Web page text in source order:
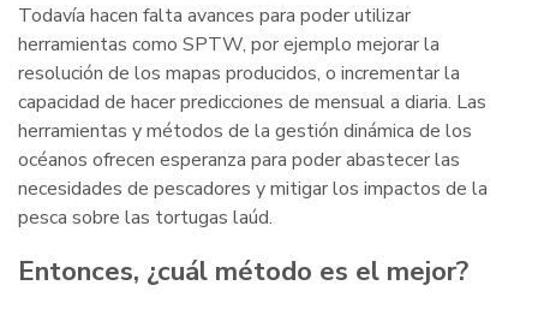
Todavía hacen falta avances para poder utilizar
herramientas como SPTW, por ejemplo mejorar la
resolución de los mapas producidos, o incrementar la
capacidad de hacer predicciones de mensual a diaria. Las
herramientas y métodos de la gestión dinámica de los
océanos ofrecen esperanza para poder abastecer las
necesidades de pescadores y mitigar los impactos de la
pesca sobre las tortugas laúd.
Entonces, ¿cuál método es el mejor?